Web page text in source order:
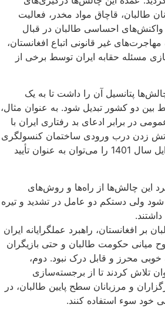
طالبان، قاچاق مواد مخدر، فعالیت
احساسی طالبان در قبال
مهاجرت‌های غیر قانونی اتباع افغانستان،
مسئله حقابه ایران توسط برخی از
پتانسیل آن را داشت تا به یک
دو کشور تبدیل شود. به عنوان مثال،
در برابر ادعای بد رفتاری ایران با
زدن درب ورودی ساختمان کنسولگری
ایران در شهر هرات در اوایل سال 1401 را می‌توان به عنوان تأیید
این چالش‌ها از راه‌ها و روش‌های
ولی دستکم دو عامل در تشدید و تیره
بر افغانستان، راهبرد عملگرایانه ایران
میانی حکومت طالبان و حتی بازیگران
محرز و قابل درک نبود. دوم،
تلاش کردند تا از برجسته‌سازی
و مرزبانان سطح پایین طالبان، در
خود سوء استفاده کنند.